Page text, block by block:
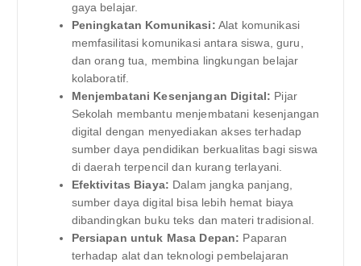
gaya belajar.
Peningkatan Komunikasi: Alat komunikasi
memfasilitasi komunikasi antara siswa, guru,
dan orang tua, membina lingkungan belajar
kolaboratif.
Menjembatani Kesenjangan Digital: Pijar
Sekolah membantu menjembatani kesenjangan
digital dengan menyediakan akses terhadap
sumber daya pendidikan berkualitas bagi siswa
di daerah terpencil dan kurang terlayani.
Efektivitas Biaya: Dalam jangka panjang,
sumber daya digital bisa lebih hemat biaya
dibandingkan buku teks dan materi tradisional.
Persiapan untuk Masa Depan: Paparan
terhadap alat dan teknologi pembelajaran